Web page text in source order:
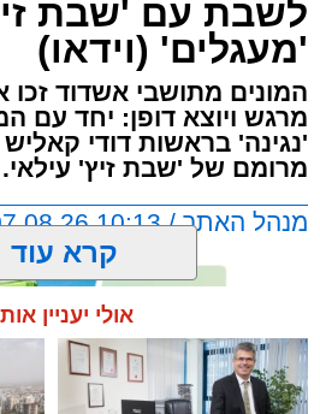
לשבת עם 'שבת
'מעגלים' (וידאו)
המונים מתושבי אשדוד זכו
מרגש ויוצא דופן: יחד עם
'נגינה' בראשות דודי
מרומם של 'שבת זיץ' עילאי.
מנהל האתר / 10:13 07.08.26
תגים:אשדוד, מעגלים דודי
קרא עוד
אולי יעניין